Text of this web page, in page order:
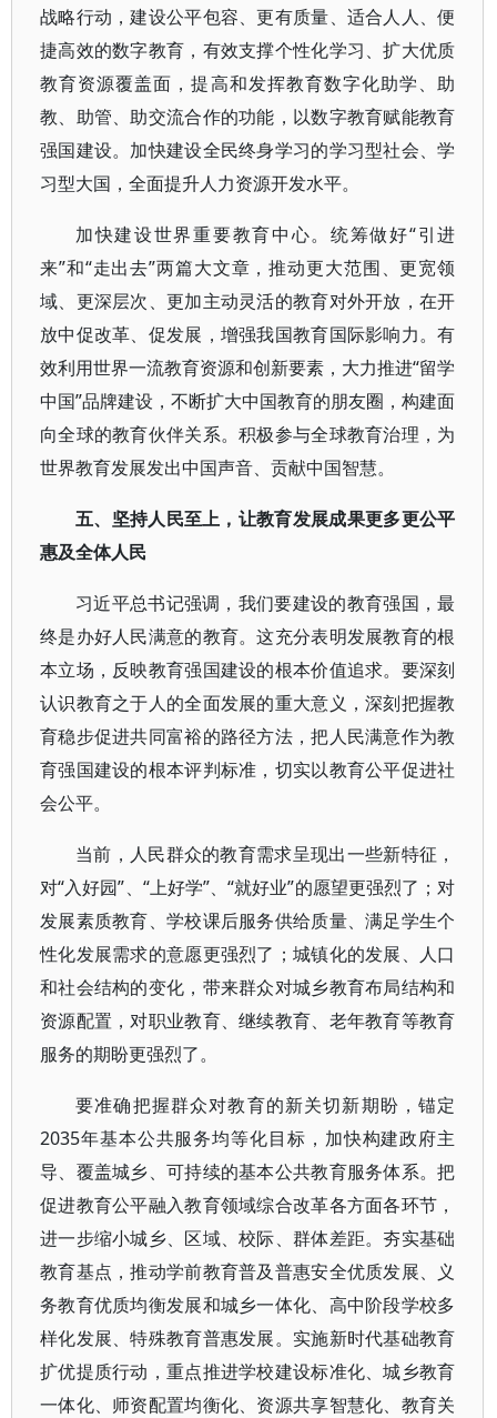
战略行动，建设公平包容、更有质量、适合人人、便
捷高效的数字教育，有效支撑个性化学习、扩大优质
教育资源覆盖面，提高和发挥教育数字化助学、助
教、助管、助交流合作的功能，以数字教育赋能教育
强国建设。加快建设全民终身学习的学习型社会、学
习型大国，全面提升人力资源开发水平。
加快建设世界重要教育中心。统筹做好“引进
来”和“走出去”两篇大文章，推动更大范围、更宽领
域、更深层次、更加主动灵活的教育对外开放，在开
放中促改革、促发展，增强我国教育国际影响力。有
效利用世界一流教育资源和创新要素，大力推进“留学
中国”品牌建设，不断扩大中国教育的朋友圈，构建面
向全球的教育伙伴关系。积极参与全球教育治理，为
世界教育发展发出中国声音、贡献中国智慧。
五、坚持人民至上，让教育发展成果更多更公平
惠及全体人民
习近平总书记强调，我们要建设的教育强国，最
终是办好人民满意的教育。这充分表明发展教育的根
本立场，反映教育强国建设的根本价值追求。要深刻
认识教育之于人的全面发展的重大意义，深刻把握教
育稳步促进共同富裕的路径方法，把人民满意作为教
育强国建设的根本评判标准，切实以教育公平促进社
会公平。
当前，人民群众的教育需求呈现出一些新特征，
对“入好园”、“上好学”、“就好业”的愿望更强烈了；对
发展素质教育、学校课后服务供给质量、满足学生个
性化发展需求的意愿更强烈了；城镇化的发展、人口
和社会结构的变化，带来群众对城乡教育布局结构和
资源配置，对职业教育、继续教育、老年教育等教育
服务的期盼更强烈了。
要准确把握群众对教育的新关切新期盼，锚定
2035年基本公共服务均等化目标，加快构建政府主
导、覆盖城乡、可持续的基本公共教育服务体系。把
促进教育公平融入教育领域综合改革各方面各环节，
进一步缩小城乡、区域、校际、群体差距。夯实基础
教育基点，推动学前教育普及普惠安全优质发展、义
务教育优质均衡发展和城乡一体化、高中阶段学校多
样化发展、特殊教育普惠发展。实施新时代基础教育
扩优提质行动，重点推进学校建设标准化、城乡教育
一体化、师资配置均衡化、资源共享智慧化、教育关